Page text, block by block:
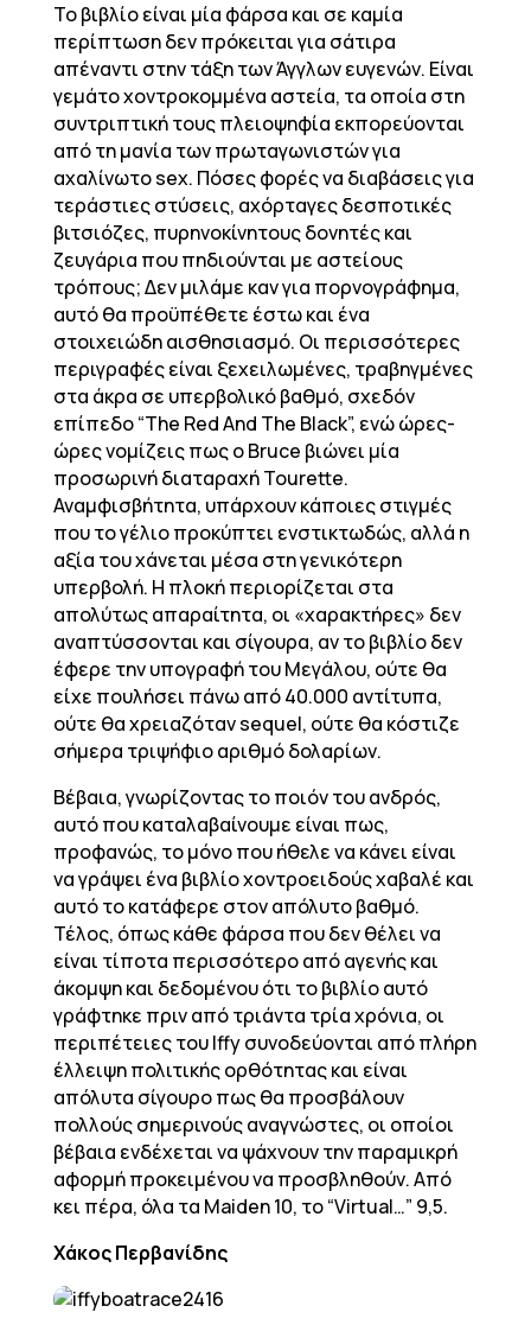
Το βιβλίο είναι μία φάρσα και σε καμία
περίπτωση δεν πρόκειται για σάτιρα
απέναντι στην τάξη των Άγγλων ευγενών. Είναι
γεμάτο χοντροκομμένα αστεία, τα οποία στη
συντριπτική τους πλειοψηφία εκπορεύονται
από τη μανία των πρωταγωνιστών για
αχαλίνωτο sex. Πόσες φορές να διαβάσεις για
τεράστιες στύσεις, αχόρταγες δεσποτικές
βιτσιόζες, πυρηνοκίνητους δονητές και
ζευγάρια που πηδιούνται με αστείους
τρόπους; Δεν μιλάμε καν για πορνογράφημα,
αυτό θα προϋπέθετε έστω και ένα
στοιχειώδη αισθησιασμό. Οι περισσότερες
περιγραφές είναι ξεχειλωμένες, τραβηγμένες
στα άκρα σε υπερβολικό βαθμό, σχεδόν
επίπεδο “The Red And The Black”, ενώ ώρες-
ώρες νομίζεις πως ο Bruce βιώνει μία
προσωρινή διαταραχή Tourette.
Αναμφισβήτητα, υπάρχουν κάποιες στιγμές
που το γέλιο προκύπτει ενστικτωδώς, αλλά η
αξία του χάνεται μέσα στη γενικότερη
υπερβολή. Η πλοκή περιορίζεται στα
απολύτως απαραίτητα, οι «χαρακτήρες» δεν
αναπτύσσονται και σίγουρα, αν το βιβλίο δεν
έφερε την υπογραφή του Μεγάλου, ούτε θα
είχε πουλήσει πάνω από 40.000 αντίτυπα,
ούτε θα χρειαζόταν sequel, ούτε θα κόστιζε
σήμερα τριψήφιο αριθμό δολαρίων.
Βέβαια, γνωρίζοντας το ποιόν του ανδρός,
αυτό που καταλαβαίνουμε είναι πως,
προφανώς, το μόνο που ήθελε να κάνει είναι
να γράψει ένα βιβλίο χοντροειδούς χαβαλέ και
αυτό το κατάφερε στον απόλυτο βαθμό.
Τέλος, όπως κάθε φάρσα που δεν θέλει να
είναι τίποτα περισσότερο από αγενής και
άκομψη και δεδομένου ότι το βιβλίο αυτό
γράφτηκε πριν από τριάντα τρία χρόνια, οι
περιπέτειες του Iffy συνοδεύονται από πλήρη
έλλειψη πολιτικής ορθότητας και είναι
απόλυτα σίγουρο πως θα προσβάλουν
πολλούς σημερινούς αναγνώστες, οι οποίοι
βέβαια ενδέχεται να ψάχνουν την παραμικρή
αφορμή προκειμένου να προσβληθούν. Από
κει πέρα, όλα τα Maiden 10, το “Virtual…” 9,5.
Χάκος Περβανίδης